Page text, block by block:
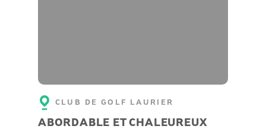
CLUB DE GOLF LAURIER
ABORDABLE ET CHALEUREUX